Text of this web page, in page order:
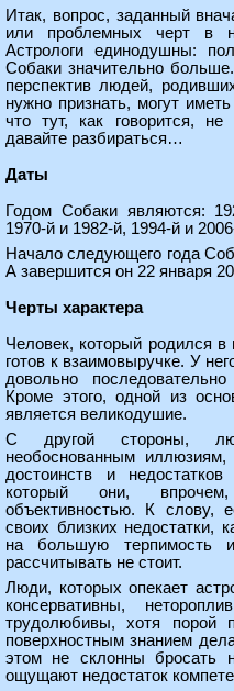
Итак, вопрос, заданный
или проблемных черт в
Астрологи единодушны:
Собаки значительно
перспектив людей,
нужно признать, могут
что тут, как говорится,
давайте разбираться…
Даты
Годом Собаки являются:
1970-й и 1982-й, 1994-й и
Начало следующего года
А завершится он 22 января
Черты характера
Человек, который родился в
готов к взаимовыручке. У
довольно
Кроме этого, одной из
является великодушие.
С другой стороны,
необоснованным иллюзиям,
достоинств и
который они,
объективностью. К слову,
своих близких недостатки,
на большую терпимость
рассчитывать не стоит.
Люди, которых опекает
консервативны,
трудолюбивы, хотя порой
поверхностным знанием
этом не склонны бросать
ощущают недостаток